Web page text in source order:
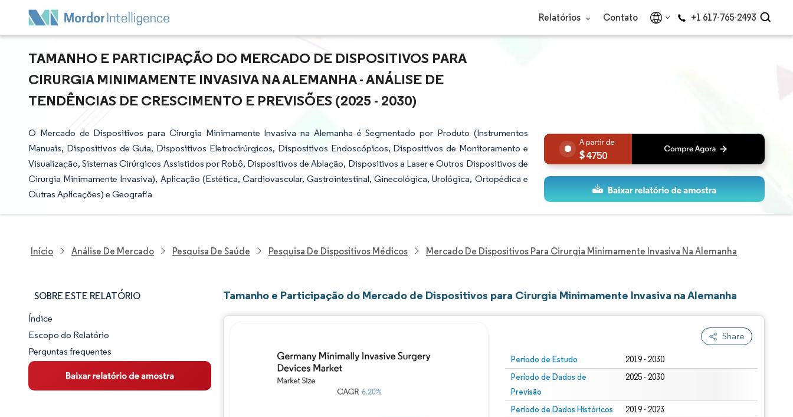
Relatórios Contato +1 617-765-2493
TAMANHO E PARTICIPAÇÃO DO MERCADO DE DISPOSITIVOS PARA
CIRURGIA MINIMAMENTE INVASIVA NA ALEMANHA - ANÁLISE DE
TENDÊNCIAS DE CRESCIMENTO E PREVISÕES (2025 - 2030)
O Mercado de Dispositivos para Cirurgia Minimamente Invasiva na Alemanha é Segmentado por Produto (Instrumentos
Manuais, Dispositivos de Guia, Dispositivos Eletrocirúrgicos, Dispositivos Endoscópicos, Dispositivos de Monitoramento e
Visualização, Sistemas Cirúrgicos Assistidos por Robô, Dispositivos de Ablação, Dispositivos a Laser e Outros Dispositivos de
Cirurgia Minimamente Invasiva), Aplicação (Estética, Cardiovascular, Gastrointestinal, Ginecológica, Urológica, Ortopédica e
Outras Aplicações) e Geografia
4750
Início Análise De Mercado Pesquisa De Saúde Pesquisa De Dispositivos Médicos Mercado De Dispositivos Para Cirurgia Minimamente Invasiva Na Alemanha
SOBRE ESTE RELATÓRIO
Panorama do Mercado
Visão Geral do Mercado
Principais Tendências de Mercado
Índice
Escopo do Relatório
Perguntas frequentes
Tamanho e Participação do Mercado de Dispositivos para Cirurgia Minimamente Invasiva na Alemanha
Share
Período de Estudo 2019 - 2030
Período de Dados de
Previsão
2025 - 2030
Período de Dados Históricos 2019 - 2023